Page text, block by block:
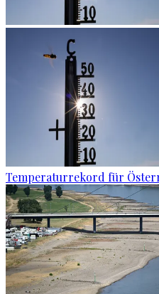
Temperaturrekord für